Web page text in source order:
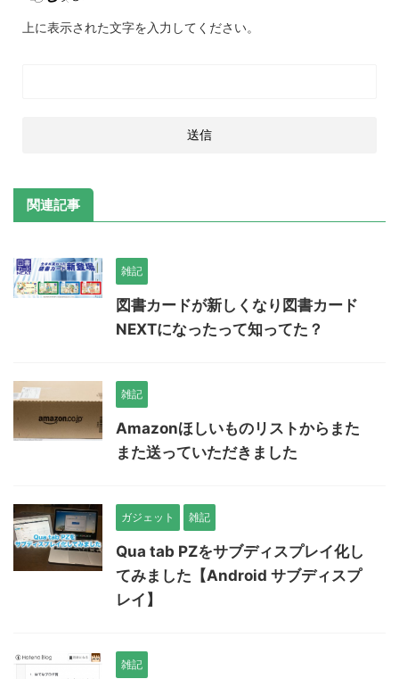
上に表示された文字を入力してください。
関連記事
雑記
図書カードが新しくなり図書カード
NEXTになったって知ってた？
雑記
Amazonほしいものリストからまた
また送っていただきました
ガジェット 雑記
Qua tab PZをサブディスプレイ化し
てみました【Android サブディスプ
レイ】
雑記